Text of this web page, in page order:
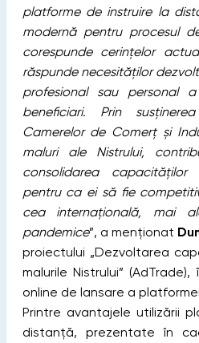
platforme de instruire la
modernă pentru procesul
corespunde cerințelor
răspunde necesităților
profesional sau personal
beneficiari. Prin
Camerelor de Comerț și
maluri ale Nistrului,
consolidarea capacităților
pentru ca ei să fie
cea internațională, mai
pandemice”, a menționat
proiectului „Dezvoltarea
malurile Nistrului”
online de lansare a
Printre avantajele utilizării
distanță, prezentate în